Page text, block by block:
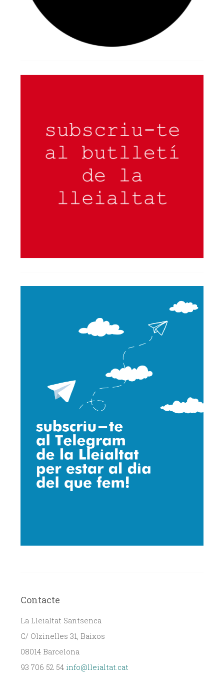
Contacte
La Lleialtat Santsenca
C/ Olzinelles 31, Baixos
08014 Barcelona
93 706 52 54 info@lleialtat.cat